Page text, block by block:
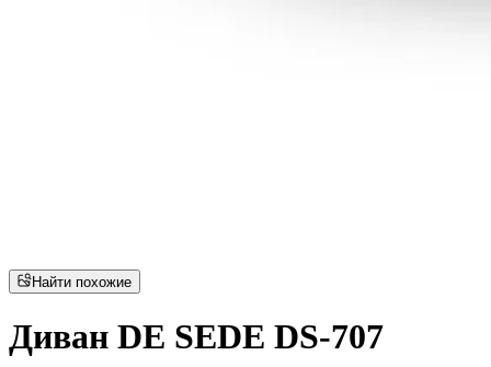
Найти похожие
Диван DE SEDE DS-707